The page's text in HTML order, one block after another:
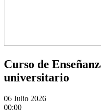
Curso de
universitario
06 Julio 2026
00:00